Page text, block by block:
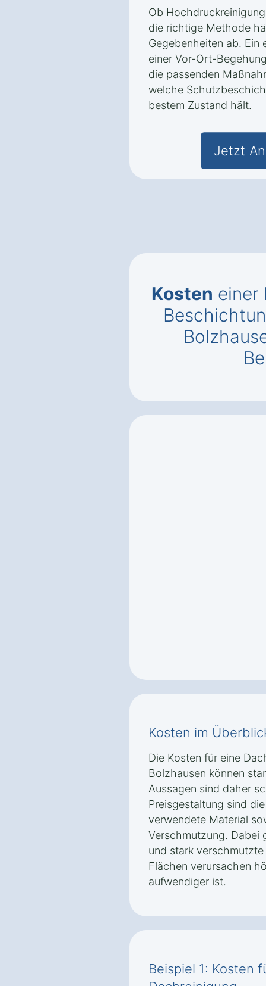
Ob
die richtige Methode
Gegebenheiten ab. Ein
einer Vor-Ort-
die passenden
welche
bestem Zustand hält.
Jetzt
Kosten einer
Kosten im
Die Kosten für eine
Bolzhausen können
Aussagen sind daher
Preisgestaltung sind
verwendete Material
Verschmutzung. Dabei
und stark
Flächen verursachen
aufwendiger ist.
Beispiel 1: Kosten